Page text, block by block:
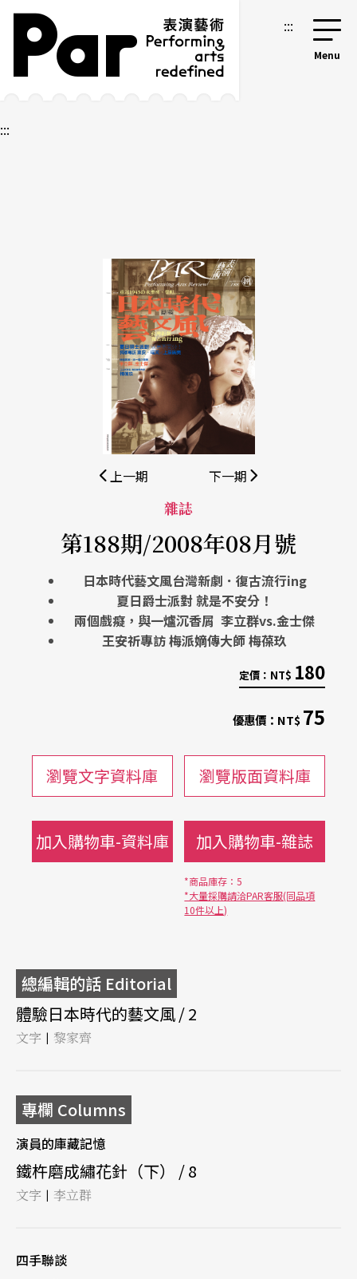
跳到主要內容區塊
網站導覽 :::
:::
上一期 下一期
雜誌
第188期/2008年08月號
日本時代藝文風台灣新劇．復古流行ing
夏日爵士派對 就是不安分！
兩個戲癡，與一爐沉香屑 李立群vs.金士傑
王安祈專訪 梅派嫡傳大師 梅葆玖
定價： NT$ 180
優惠價： NT$75
瀏覽文字資料庫 瀏覽版面資料庫
加入購物車-資料庫 加入購物車-雜誌
*商品庫存：5
*大量採購請洽PAR客服(同品項
10件以上)
總編輯的話 Editorial
體驗日本時代的藝文風 / 2
文字 | 黎家齊
專欄 Columns
演員的庫藏記憶
鐵杵磨成繡花針（下） / 8
文字 | 李立群
四手聯談